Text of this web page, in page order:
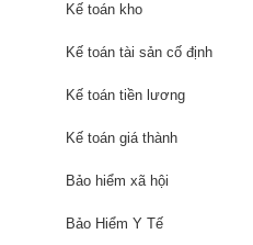
Kế toán kho
Kế toán tài sản cố định
Kế toán tiền lương
Kế toán giá thành
Bảo hiểm xã hội
Bảo Hiểm Y Tế